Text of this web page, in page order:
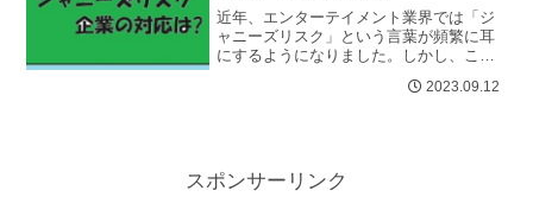
近年、エンターテイメント業界では「ジ
ャニーズリスク」という言葉が頻繁に耳
にするようになりました。しかし、この
ないかもしれません。ジャニーズリス
2023.09.12
スポンサーリンク